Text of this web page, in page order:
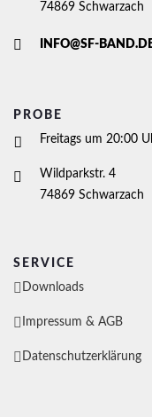
74869 Schwarzach
INFO@SF-
PROBE
Freitags um 20:00
Wildparkstr. 4
74869 Schwarzach
SERVICE
Downloads
Impressum & AGB
Datenschutzerklärung